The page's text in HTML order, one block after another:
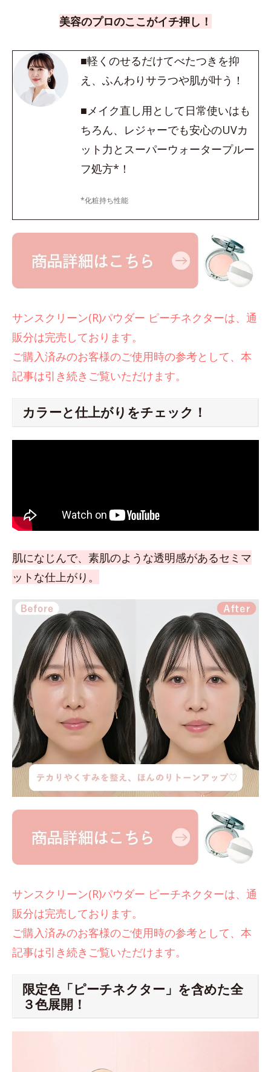
美容のプロのここがイチ押し！
■軽くのせるだけてべたつきを抑
え、ふんわりサラつや肌が叶う！
■メイク直し用として日常使いはも
ちろん、レジャーでも安心のUVカ
ット力とスーパーウォータープルー
フ処方*！
*化粧持ち性能
サンスクリーン(R)パウダー ピーチネクターは、通
販分は完売しております。
ご購入済みのお客様のご使用時の参考として、本
記事は引き続きご覧いただけます。
カラーと仕上がりをチェック！
肌になじんで、素肌のような透明感があるセミマ
ットな仕上がり。
サンスクリーン(R)パウダー ピーチネクターは、通
販分は完売しております。
ご購入済みのお客様のご使用時の参考として、本
記事は引き続きご覧いただけます。
限定色「ピーチネクター」を含めた全
３色展開！